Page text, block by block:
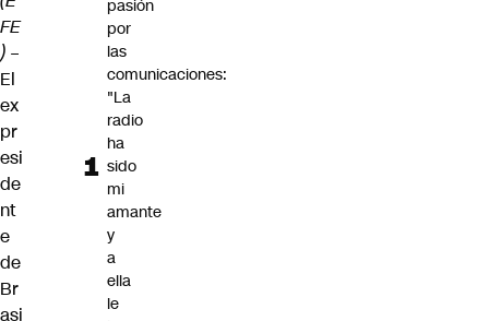
FE
) –
El
ex
pr
esi
de
nt
e
de
Br
asi
pasión
por
las
comunicaciones:
"La
radio
ha
sido
mi
amante
y
a
ella
le